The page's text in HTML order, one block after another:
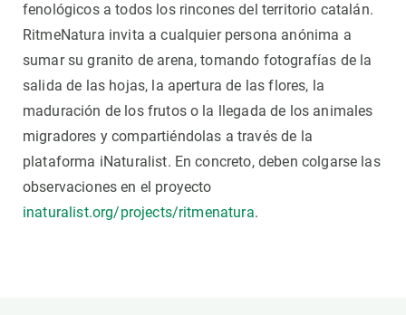
fenológicos a todos los rincones del territorio catalán.
RitmeNatura invita a cualquier persona anónima a
sumar su granito de arena, tomando fotografías de la
salida de las hojas, la apertura de las flores, la
maduración de los frutos o la llegada de los animales
migradores y compartiéndolas a través de la
plataforma iNaturalist. En concreto, deben colgarse las
observaciones en el proyecto
inaturalist.org/projects/ritmenatura.